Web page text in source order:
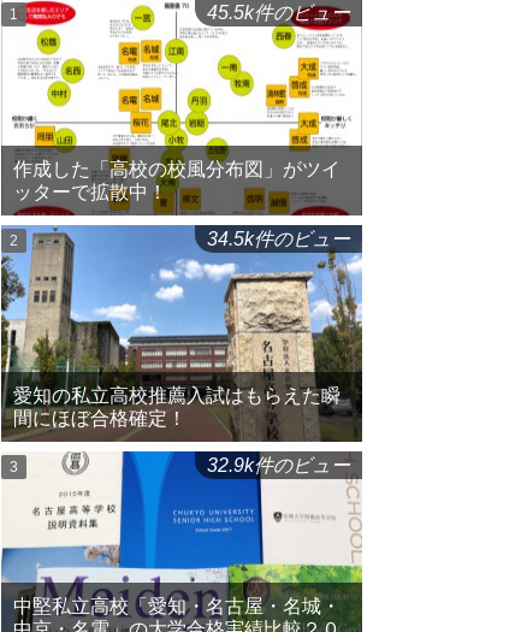
作成した「高校の校風分布図」がツイ
ッターで拡散中！
45.5k件のビュー
愛知の私立高校推薦入試はもらえた瞬
間にほぼ合格確定！
34.5k件のビュー
中堅私立高校「愛知・名古屋・名城・
32.9k件のビュー